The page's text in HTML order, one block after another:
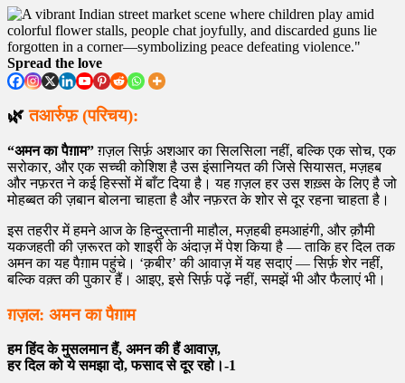
Spread the love
🌿तआर्रुफ़ (परिचय):
“अमन का पैग़ाम”ग़ज़ल सिर्फ़ अशआर का सिलसिला नहीं, बल्कि एक सोच, एक
सरोकार, और एक सच्ची कोशिश है उस इंसानियत की जिसे सियासत, मज़हब
और नफ़रत ने कई हिस्सों में बाँट दिया है। यह ग़ज़ल हर उस शख़्स के लिए है जो
मोहब्बत की ज़बान बोलना चाहता है और नफ़रत के शोर से दूर रहना चाहता है।
इस तहरीर में हमने आज के हिन्दुस्तानी माहौल, मज़हबी हमआहंगी, और क़ौमी
यकजहती की ज़रूरत को शाइरी के अंदाज़ में पेश किया है — ताकि हर दिल तक
अमन का यह पैग़ाम पहुंचे। ‘क़बीर’ की आवाज़ में यह सदाएं — सिर्फ़ शेर नहीं,
बल्कि वक़्त की पुकार हैं। आइए, इसे सिर्फ़ पढ़ें नहीं, समझें भी और फैलाएं भी।
ग़ज़ल: अमन का पैग़ाम
हम हिंद के मुसलमान हैं, अमन की हैं आवाज़,
हर दिल को ये समझा दो, फसाद से दूर रहो।-1